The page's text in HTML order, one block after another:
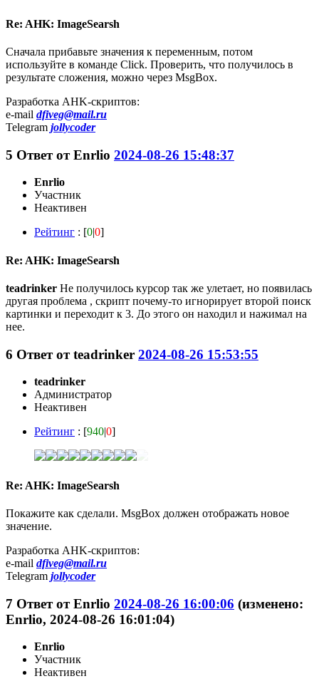
Re: AHK: ImageSearsh
Сначала прибавьте значения к переменным, потом
используйте в команде Click. Проверить, что получилось в
результате сложения, можно через MsgBox.
Разработка AHK-скриптов:
e-mail dfiveg@mail.ru
Telegram jollycoder
5 Ответ отEnrlio 2024-08-26 15:48:37
Enrlio
Участник
Неактивен
Рейтинг : [0|0]
Re: AHK: ImageSearsh
teadrinker Не получилось курсор так же улетает, но появилась
другая проблема , скрипт почему-то игнорирует второй поиск
картинки и переходит к 3. До этого он находил и нажимал на
нее.
6 Ответ отteadrinker 2024-08-26 15:53:55
teadrinker
Администратор
Неактивен
Рейтинг : [940|0]
Re: AHK: ImageSearsh
Покажите как сделали. MsgBox должен отображать новое
значение.
Разработка AHK-скриптов:
e-mail dfiveg@mail.ru
Telegram jollycoder
7 Ответ отEnrlio 2024-08-26 16:00:06 (изменено:
Enrlio, 2024-08-26 16:01:04)
Enrlio
Участник
Неактивен